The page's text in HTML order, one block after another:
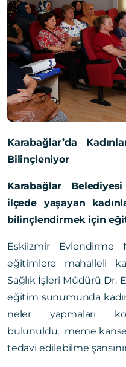
Karabağlar’da
Bilinçleniyor
Karabağlar
ilçede yaşayan
bilinçlendirmek için
Eskiizmir Evlendirme
eğitimlere mahalleli
Sağlık İşleri Müdürü Dr.
eğitim sunumunda
neler yapmaları
bulunuldu, meme
tedavi edilebilme